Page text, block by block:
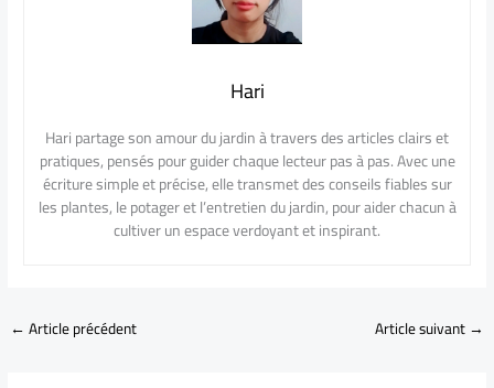
Hari
Hari partage son amour du jardin à travers des articles clairs et
pratiques, pensés pour guider chaque lecteur pas à pas. Avec une
écriture simple et précise, elle transmet des conseils fiables sur
les plantes, le potager et l’entretien du jardin, pour aider chacun à
cultiver un espace verdoyant et inspirant.
←Article précédent Article suivant→